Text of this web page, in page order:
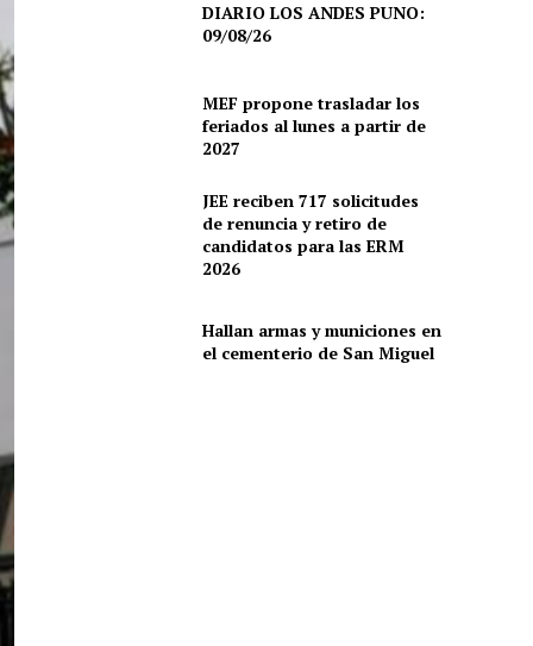
DIARIO LOS ANDES PUNO:
09/08/26
MEF propone trasladar los
feriados al lunes a partir de
2027
JEE reciben 717 solicitudes
de renuncia y retiro de
candidatos para las ERM
2026
Hallan armas y municiones en
el cementerio de San Miguel